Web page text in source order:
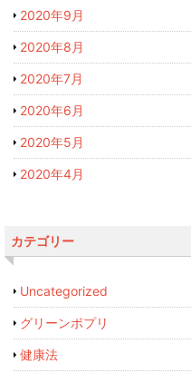
2020年9月
2020年8月
2020年7月
2020年6月
2020年5月
2020年4月
カテゴリー
Uncategorized
グリーンポプリ
健康法